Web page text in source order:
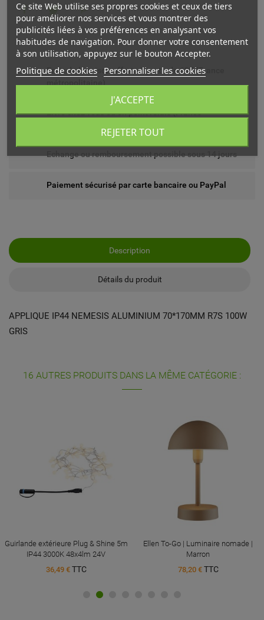
Frais de livraison offerts à partir de 69€ (France
métropolitaine)
Livré chez vous ou en point relais (France
Echange ou remboursement possible sous 14 jours
Paiement sécurisé par carte bancaire ou PayPal
Description
Détails du produit
APPLIQUE IP44 NEMESIS ALUMINIUM 70*170MM R7S 100W
GRIS
16 AUTRES PRODUITS DANS LA MÊME CATÉGORIE :
Guirlande extérieure Plug & Shine 5m
IP44 3000K 48x4lm 24V
36,49 € TTC
Ellen To-Go | Luminaire nomade |
Marron
78,20 € TTC
Ce site Web utilise ses propres cookies et ceux de tiers
pour améliorer nos services et vous montrer des
publicités liées à vos préférences en analysant vos
habitudes de navigation. Pour donner votre consentement
à son utilisation, appuyez sur le bouton Accepter.
Politique de cookies Personnaliser les cookies
REJETER TOUT
J'ACCEPTE